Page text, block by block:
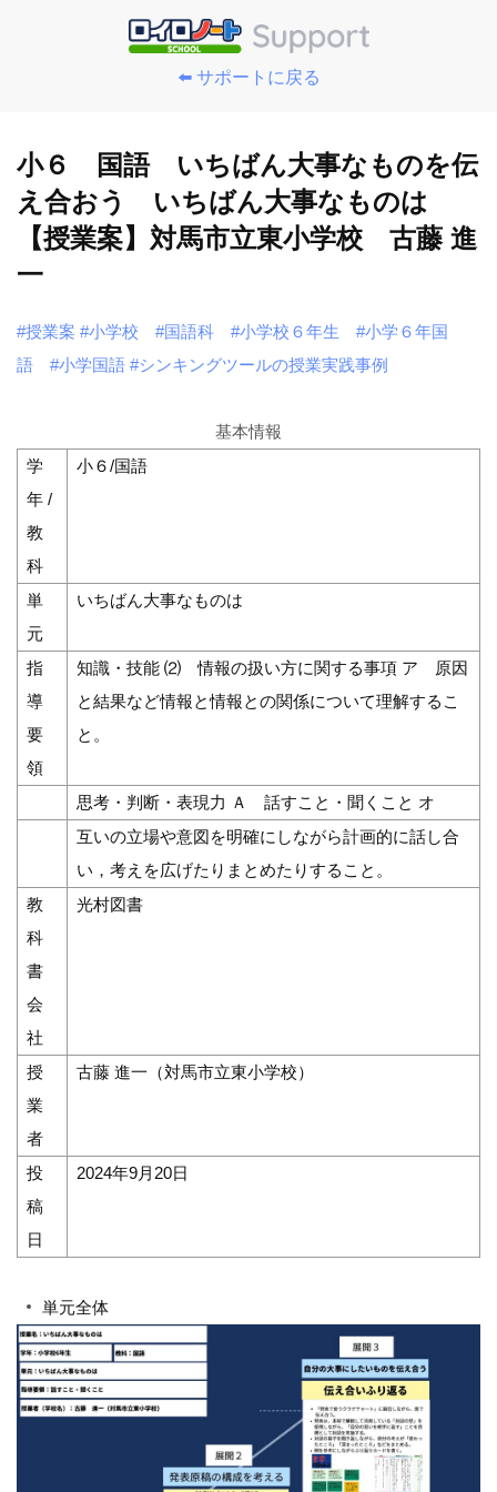
⬅️ サポートに戻る
小６ 国語 いちばん大事なものを伝
え合おう いちばん大事なものは
【授業案】対馬市立東小学校 古藤 進
一
#授業案 #小学校 #国語科 #小学校６年生
#小学６年国
語
#小学国語 #シンキングツールの授業実践事例
基本情報
学
年 /
教
科
小６/国語
単
元
いちばん大事なものは
指
導
要
領
知識・技能 ⑵ 情報の扱い方に関する事項 ア 原因
と結果など情報と情報との関係について理解するこ
と。
思考・判断・表現力 Ａ 話すこと・聞くこと オ
互いの立場や意図を明確にしながら計画的に話し合
い，考えを広げたりまとめたりすること。
教
科
書
会
社
光村図書
授
業
者
古藤 進一（対馬市立東小学校）
投
稿
日
2024年9月20日
単元全体